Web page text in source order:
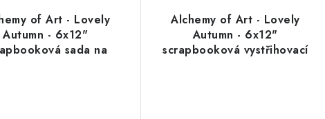
of Art - Lovely
Autumn - 6x12"
sada na
Alchemy of Art - Lovely
Autumn - 6x12"
scrapbooková vystřihovací